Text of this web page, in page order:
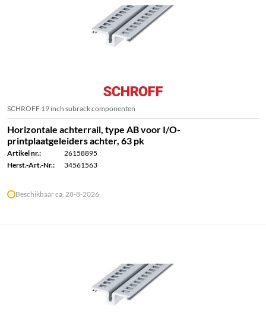
SCHROFF 19 inch subrack componenten
Horizontale achterrail, type AB voor I/O-
printplaatgeleiders achter, 63 pk
Artikel nr.:
26158895
Herst.-Art.-Nr.:
34561563
Beschikbaar ca. 28-8-2026